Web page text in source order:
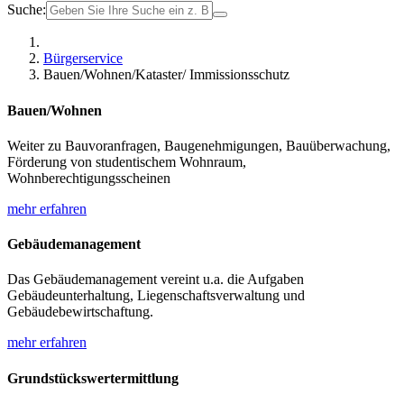
Suche:
Bürgerservice
Bauen/Wohnen/Kataster/ Immissionsschutz
Bauen/Wohnen
Weiter zu Bauvoranfragen, Baugenehmigungen, Bauüberwachung,
Förderung von studentischem Wohnraum,
Wohnberechtigungsscheinen
mehr erfahren
Gebäudemanagement
Das Gebäudemanagement vereint u.a. die Aufgaben
Gebäudeunterhaltung, Liegenschaftsverwaltung und
Gebäudebewirtschaftung.
mehr erfahren
Grundstückswertermittlung